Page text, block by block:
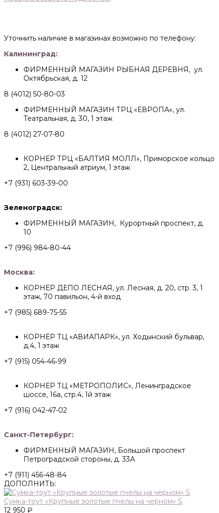
Уточнить наличие в магазинах возможно по телефону:
Калининград:
ФИРМЕННЫЙ МАГАЗИН РЫБНАЯ ДЕРЕВНЯ, ул.
Октябрьская, д. 12
8 (4012) 50-80-03
ФИРМЕННЫЙ МАГАЗИН ТРЦ «ЕВРОПА», ул.
Театральная, д. 30, 1 этаж
8 (4012) 27-07-80
КОРНЕР ТРЦ «БАЛТИЯ МОЛЛ», Приморское кольцо
2, Центральный атриум, 1 этаж
+7 (931) 603-39-00
Зеленоградск:
ФИРМЕННЫЙ МАГАЗИН, Курортный проспект, д.
10
+7 (996) 984-80-44
Москва:
КОРНЕР ДЕПО ЛЕСНАЯ, ул. Лесная, д. 20, стр. 3, 1
этаж, 70 павильон, 4-й вход
+7 (985) 689-75-55
КОРНЕР ТЦ «АВИАПАРК», ул. Ходынский бульвар,
д.4, 1 этаж
+7 (915) 054‑46‑99
КОРНЕР ТЦ «МЕТРОПОЛИС», Ленинградское
шоссе, 16а, стр.4, 1й этаж
+7 (916) 042-47-02
Санкт-Петербург:
ФИРМЕННЫЙ МАГАЗИН, Большой проспект
Петроградской стороны, д. 33А
+7 (911) 456-48-84
ДОПОЛНИТЬ:
Сумка-тоут «Крупные золотые пчелы на черном» S
12 950 ₽